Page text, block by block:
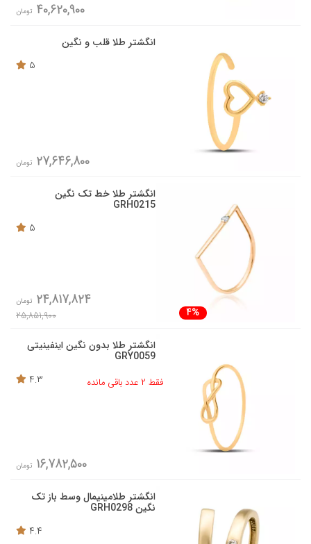
40,620,900 تومان
انگشتر طلا قلب و نگین
5
27,646,800 تومان
انگشتر طلا خط تک نگین
GRH0215
5
4%
24,817,824 تومان
25,851,900
انگشتر طلا بدون نگین اینفینیتی
GRY0059
فقط 2 عدد باقی مانده
4.3
16,782,500 تومان
انگشتر طلامینیمال وسط باز تک
نگین GRH0298
4.4